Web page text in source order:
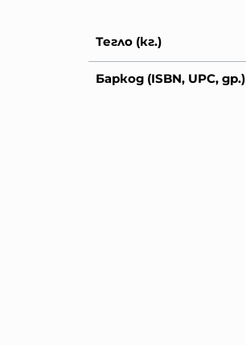
Тегло (кг.)
Баркод (ISBN, UPC, др.)